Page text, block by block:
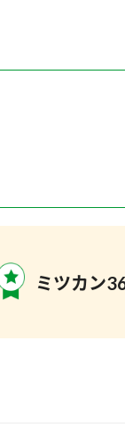
ミツカン